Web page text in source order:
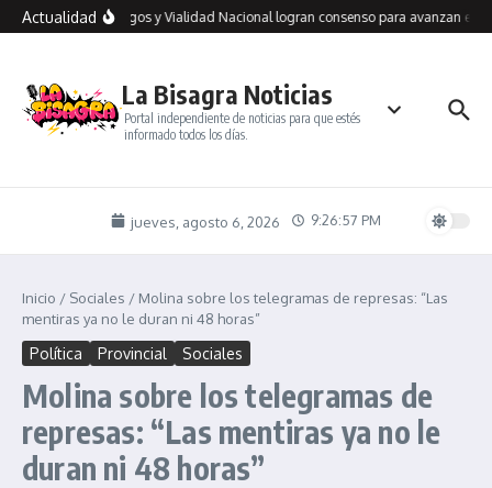
Saltar al contenido
ActualidadRío Gallegos y Vialidad Nacional logran consenso para avanzan en
La Bisagra Noticias
Portal independiente de noticias para que estés
informado todos los días.
jueves, agosto 6, 2026 9:26:57 PM
Inicio / Sociales / Molina sobre los telegramas de represas: “Las
mentiras ya no le duran ni 48 horas”
Política Provincial Sociales
Molina sobre los telegramas de
represas: “Las mentiras ya no le
duran ni 48 horas”